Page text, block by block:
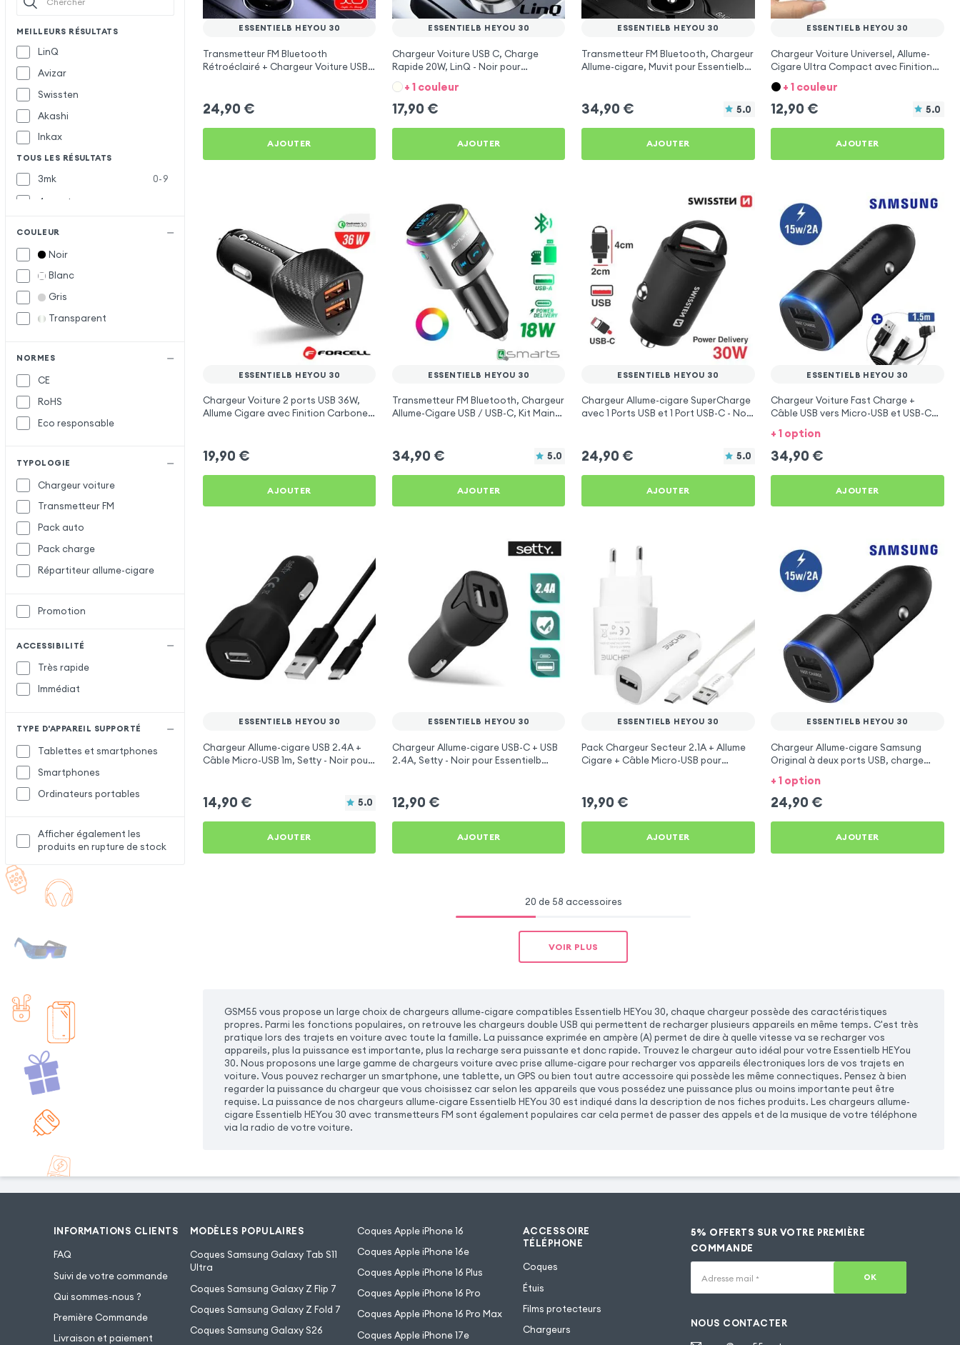
MEILLEURS RÉSULTATS
LinQ
Avizar
Swissten
Akashi
Inkax
TOUS LES RÉSULTATS
3mk
0-9
4smarts
Forcell
Samsung
S
Satechi
Setty
X-Level
COULEUR
Noir
Blanc
Gris
Transparent
NORMES
CE
RoHS
Eco responsable
TYPOLOGIE
Chargeur voiture
Transmetteur FM
Pack auto
Pack charge
Répartiteur allume-cigare
Promotion
ACCESSIBILITÉ
Très rapide
Immédiat
TYPE D'APPAREIL SUPPORTÉ
Tablettes et smartphones
Smartphones
Ordinateurs portables
Afficher également les
produits en rupture de stock
ESSENTIELB HEYOU 30
Transmetteur FM Bluetooth
Rétroéclairé + Chargeur Voiture USB
24,90 €
AJOUTER
ESSENTIELB HEYOU 30
Chargeur Voiture USB C, Charge
Rapide 20W, LinQ - Noir pour
Essentielb HEYou 30
+ 1 couleur
17,90 €
AJOUTER
ESSENTIELB HEYOU 30
Transmetteur FM Bluetooth, Chargeur
Allume-cigare, Muvit pour Essentielb
34,90 € 5.0
AJOUTER
ESSENTIELB HEYOU 30
Chargeur Voiture Universel, Allume-
Cigare Ultra Compact avec Finition
Métallisée - Blanc
+ 1 couleur
12,90 € 5.0
AJOUTER
ESSENTIELB HEYOU 30
Chargeur Voiture 2 ports USB 36W,
Allume Cigare avec Finition Carbone
19,90 €
AJOUTER
ESSENTIELB HEYOU 30
Transmetteur FM Bluetooth, Chargeur
Allume-Cigare USB / USB-C, Kit Main
34,90 € 5.0
AJOUTER
ESSENTIELB HEYOU 30
Chargeur Allume-cigare SuperCharge
avec 1 Ports USB et 1 Port USB-C - Noir
24,90 € 5.0
AJOUTER
ESSENTIELB HEYOU 30
Chargeur Voiture Fast Charge +
Câble USB vers Micro-USB et USB-C
1.5m, Samsung - Noir pour Essentielb
HEYou 30
+ 1 option
34,90 €
AJOUTER
ESSENTIELB HEYOU 30
Chargeur Allume-cigare USB 2.4A +
Câble Micro-USB 1m, Setty - Noir pour
14,90 € 5.0
AJOUTER
ESSENTIELB HEYOU 30
Chargeur Allume-cigare USB-C + USB
2.4A, Setty - Noir pour Essentielb
12,90 €
AJOUTER
ESSENTIELB HEYOU 30
Pack Chargeur Secteur 2.1A + Allume
Cigare + Câble Micro-USB pour
19,90 €
AJOUTER
ESSENTIELB HEYOU 30
Chargeur Allume-cigare Samsung
Original à deux ports USB, charge
rapide 2A - Noir pour Essentielb HEYou
30
+ 1 option
24,90 €
AJOUTER
20 de 58 accessoires
VOIR PLUS
GSM55 vous propose un large choix de chargeurs allume-cigare compatibles Essentielb HEYou 30, chaque chargeur possède des caractéristiques
propres. Parmi les fonctions populaires, on retrouve les chargeurs double USB qui permettent de recharger plusieurs appareils en même temps. C'est très
pratique lors des trajets en voiture avec toute la famille. La puissance exprimée en ampère (A) permet de dire à quelle vitesse va se recharger vos
appareils, plus la puissance est importante, plus la recharge sera puissante et donc rapide. Trouvez le chargeur auto idéal pour votre Essentielb HEYou
30. Nous proposons une large gamme de chargeurs voiture avec prise allume-cigare pour recharger vos appareils électroniques lors de vos trajets en
voiture. Vous pouvez recharger un smartphone, une tablette, un GPS ou bien tout autre accessoire qui possède les même connectiques. Pensez à bien
regarder la puissance du chargeur que vous choisissez car selon les appareils que vous possédez une puissance plus ou moins importante peut être
requise. La puissance de nos chargeurs allume-cigare Essentielb HEYou 30 est indiqué dans la description de nos fiches produits. Les chargeurs allume-
cigare Essentielb HEYou 30 avec transmetteurs FM sont également populaires car cela permet de passer des appels et de la musique de votre téléphone
via la radio de votre voiture.
INFORMATIONS CLIENTS
FAQ
Suivi de votre commande
Qui sommes-nous ?
Première Commande
Livraison et paiement
MODÈLES POPULAIRES
Coques Samsung Galaxy Tab S11
Ultra
Coques Samsung Galaxy Z Flip 7
Coques Samsung Galaxy Z Fold 7
Coques Samsung Galaxy S26
Coques Apple iPhone 16
Coques Apple iPhone 16e
Coques Apple iPhone 16 Plus
Coques Apple iPhone 16 Pro
Coques Apple iPhone 16 Pro Max
Coques Apple iPhone 17e
ACCESSOIRE
TÉLÉPHONE
Coques
Étuis
Films protecteurs
Chargeurs
5% OFFERTS SUR VOTRE PREMIÈRE
COMMANDE
Adresse mail * OK
NOUS CONTACTER